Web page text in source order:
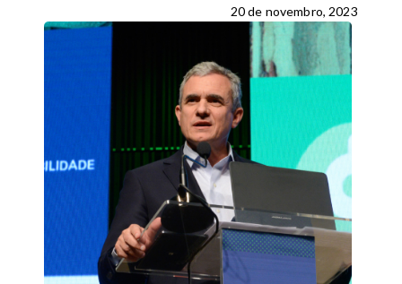
20 de novembro, 2023